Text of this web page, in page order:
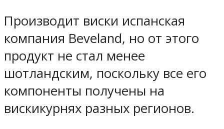
Производит виски испанская
компания Beveland, но от этого
продукт не стал менее
шотландским, поскольку все его
компоненты получены на
вискикурнях разных регионов.